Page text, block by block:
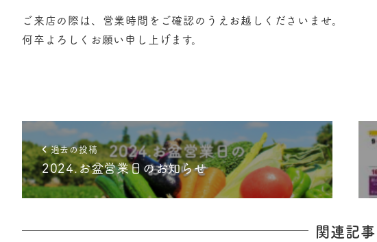
ご来店の際は、営業時間をご確認のうえお越しくださいませ。
何卒よろしくお願い申し上げます。
過去の投稿
2024.お盆営業日のお知らせ
関連記事